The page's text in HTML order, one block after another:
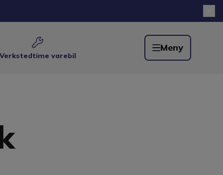
Verkstedtime varebil
Meny